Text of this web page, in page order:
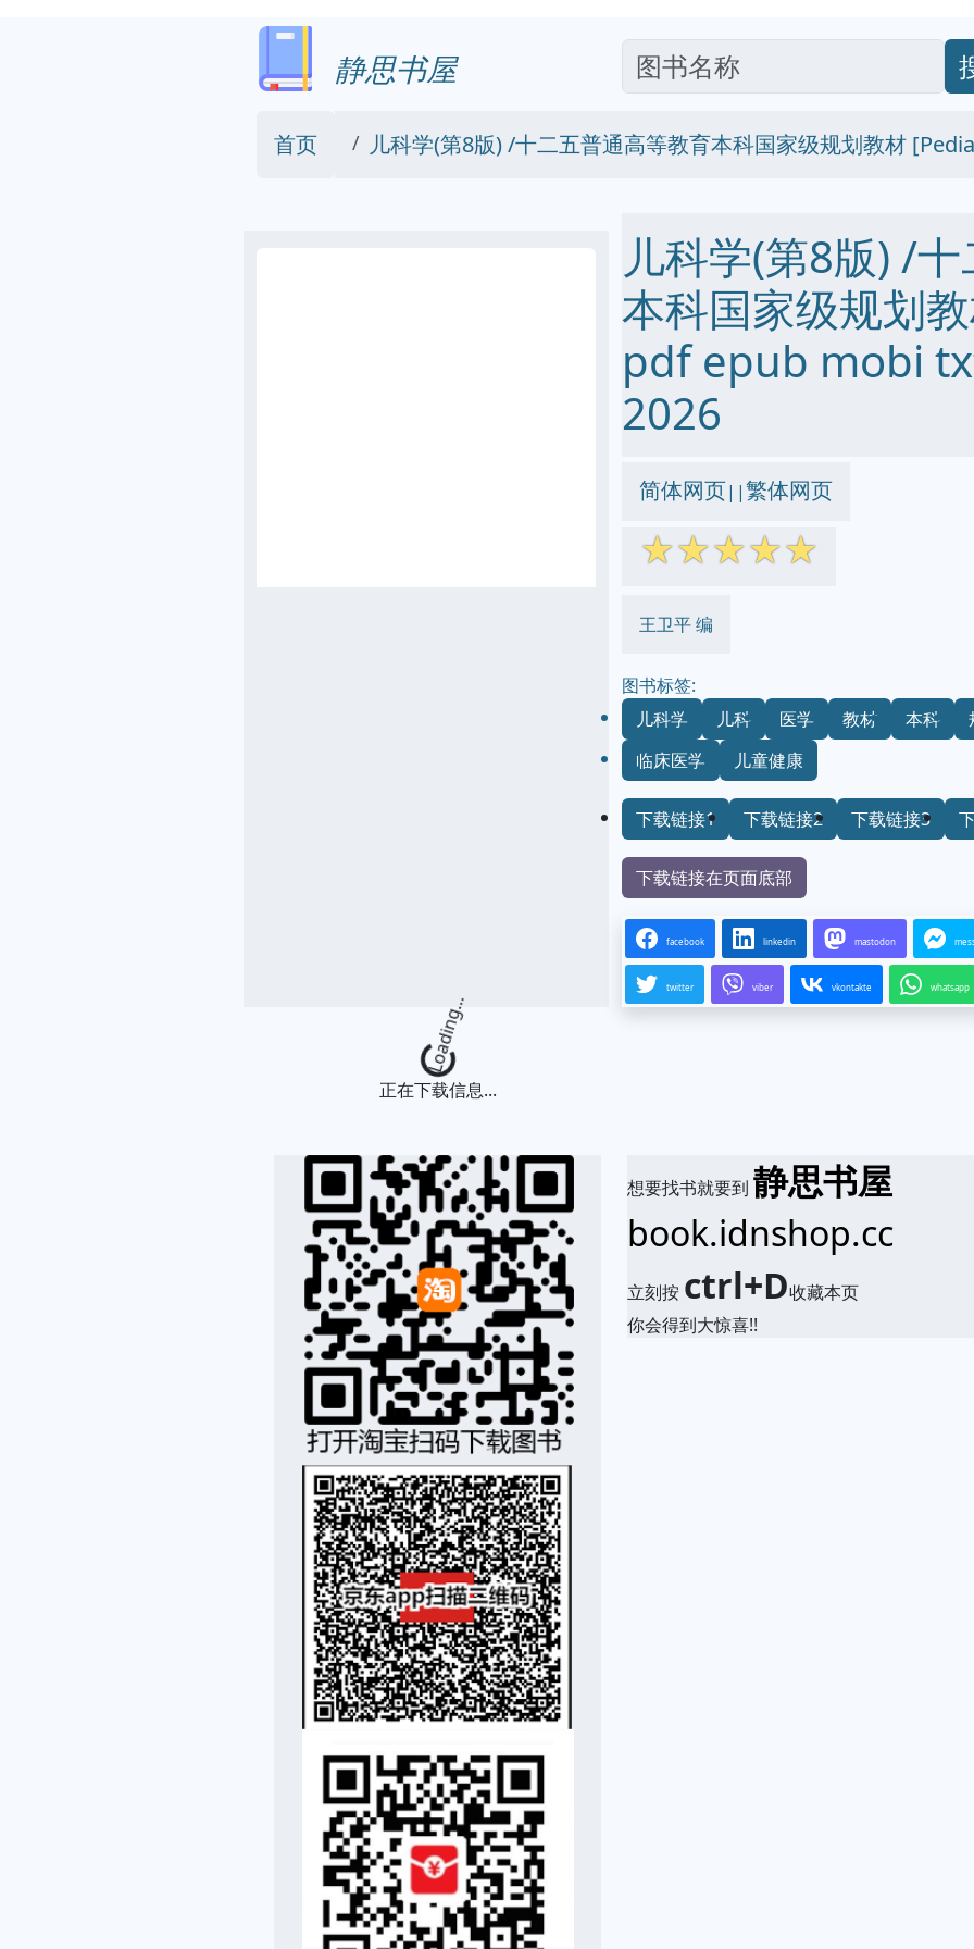
静思书屋
首页 儿科学(第8版) /十二五普通高等教育本科国家级规划教材
儿科学(第8版) /
本科国家级规划
pdf epub mobi
2026
简体网页||繁体网页
☆☆☆☆☆
王卫平 编
图书标签:
儿科学
儿科 医学 教材 本科
临床医学
儿童健康
下载链接1 下载链接2 下载链接3
下载链接在页面底部
facebook linkedin mastodon
twitter viber vkontakte whatsapp
Loading...
正在下载信息...
想要找书就要到静思书屋
book.idnshop.cc
立刻按 ctrl+D收藏本页
你会得到大惊喜!!